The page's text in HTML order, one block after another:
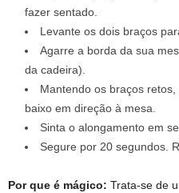
fazer sentado.
Levante os dois braços
Agarre a borda da sua
da cadeira).
Mantendo os braços
baixo em direção à mesa.
Sinta o alongamento em
Segure por 20 segundos.
Por que é mágico: Trata-se de